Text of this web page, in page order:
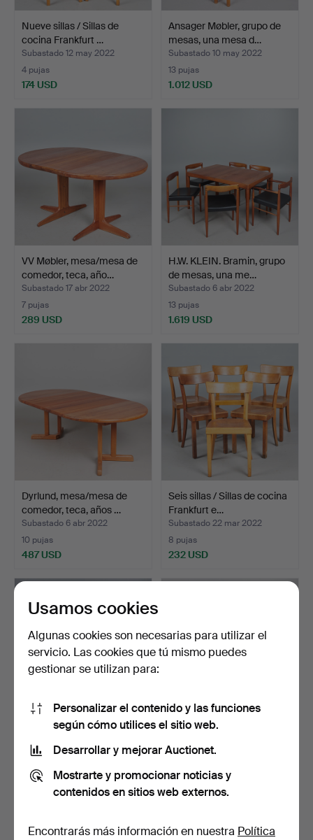
Nueve sillas / Sillas de
cocina Frankfurt …
Subastado 12 may 2022
4 pujas
174 USD
Ansager Møbler, grupo de
mesas, una mesa d…
Subastado 10 may 2022
13 pujas
1.012 USD
VV Møbler, mesa/mesa de
comedor, teca, año…
Subastado 17 abr 2022
7 pujas
289 USD
H.W. KLEIN. Bramin, grupo
de mesas, una me…
Subastado 6 abr 2022
13 pujas
1.619 USD
Dyrlund, mesa/mesa de
comedor, teca, años …
Subastado 6 abr 2022
10 pujas
487 USD
Seis sillas / Sillas de cocina
Frankfurt e…
Subastado 22 mar 2022
8 pujas
232 USD
Banco brutalista / banco de
esquina, roble…
Subastado 14 mar 2022
10 pujas
174 USD
Mesa / mesa de comedor,
mármol, años 80, I…
14 pujas
925 USD
Usamos cookies
Algunas cookies son necesarias para utilizar el
servicio. Las cookies que tú mismo puedes
gestionar se utilizan para:
Personalizar el contenido y las funciones
según cómo utilices el sitio web.
Desarrollar y mejorar Auctionet.
Mostrarte y promocionar noticias y
contenidos en sitios web externos.
Encontrarás más información en nuestra Política